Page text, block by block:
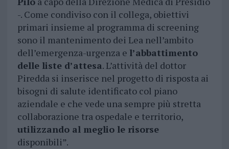
-. Come condiviso con il collega, obiettivi
primari insieme al programma di screening
sono il mantenimento dei Lea nell’ambito
dell’emergenza-urgenza e l’abbattimento
delle liste d’attesa. L’attività del dottor
Piredda si inserisce nel progetto di risposta ai
bisogni di salute identificato col piano
aziendale e che vede una sempre più stretta
collaborazione tra ospedale e territorio,
utilizzando al meglio le risorse
disponibili”.